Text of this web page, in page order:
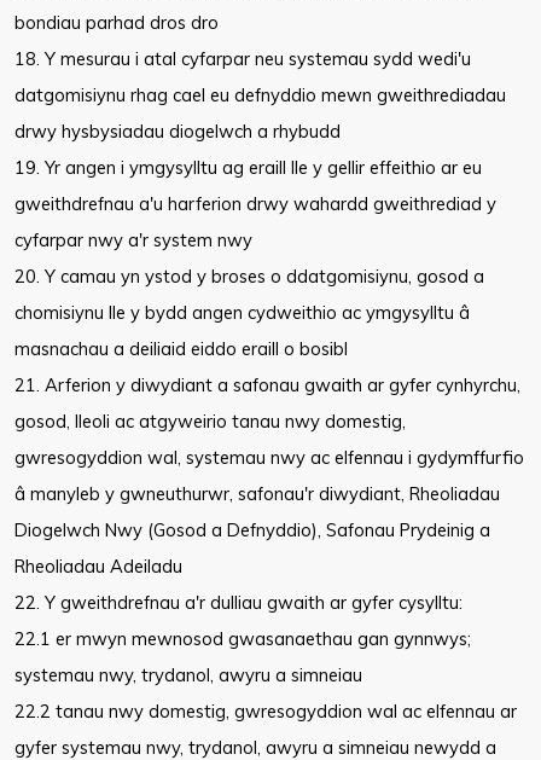
bondiau parhad dros dro
18. Y mesurau i atal cyfarpar neu systemau sydd wedi'u
datgomisiynu rhag cael eu defnyddio mewn gweithrediadau
drwy hysbysiadau diogelwch a rhybudd
19. Yr angen i ymgysylltu ag eraill lle y gellir effeithio ar eu
gweithdrefnau a'u harferion drwy wahardd gweithrediad y
cyfarpar nwy a'r system nwy
20. Y camau yn ystod y broses o ddatgomisiynu, gosod a
chomisiynu lle y bydd angen cydweithio ac ymgysylltu â
masnachau a deiliaid eiddo eraill o bosibl
21. Arferion y diwydiant a safonau gwaith ar gyfer cynhyrchu,
gosod, lleoli ac atgyweirio tanau nwy domestig,
gwresogyddion wal, systemau nwy ac elfennau i gydymffurfio
â manyleb y gwneuthurwr, safonau'r diwydiant, Rheoliadau
Diogelwch Nwy (Gosod a Defnyddio), Safonau Prydeinig a
Rheoliadau Adeiladu
22. Y gweithdrefnau a'r dulliau gwaith ar gyfer cysylltu:
22.1 er mwyn mewnosod gwasanaethau gan gynnwys;
systemau nwy, trydanol, awyru a simneiau
22.2 tanau nwy domestig, gwresogyddion wal ac elfennau ar
gyfer systemau nwy, trydanol, awyru a simneiau newydd a